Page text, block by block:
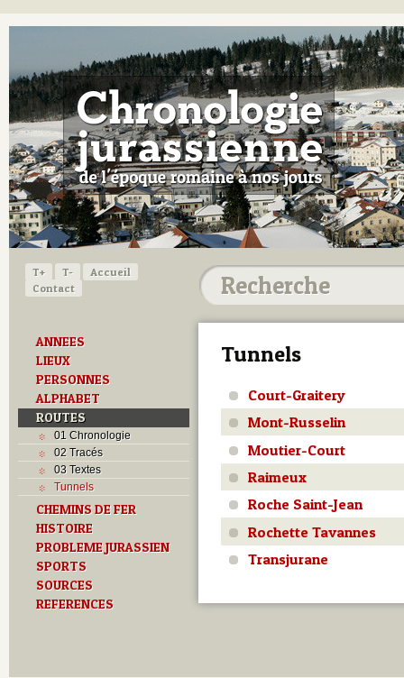
T+ T-
Accueil
Contact
ANNEES
LIEUX
PERSONNES
ALPHABET
ROUTES
01 Chronologie
02 Tracés
03 Textes
Tunnels
CHEMINS DE FER
HISTOIRE
PROBLEME JURASSIEN
SPORTS
SOURCES
REFERENCES
Tunnels
Court-Graitery
Mont-Russelin
Moutier-Court
Raimeux
Roche Saint-Jean
Rochette Tavannes
Transjurane